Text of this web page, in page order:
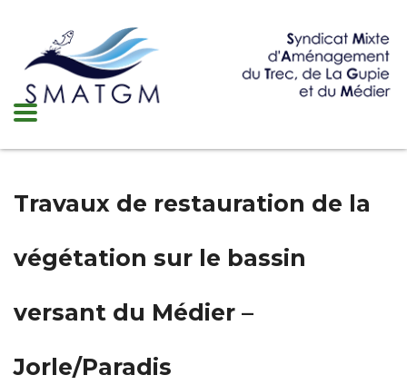
Travaux de restauration de la
végétation sur le bassin
versant du Médier –
Jorle/Paradis